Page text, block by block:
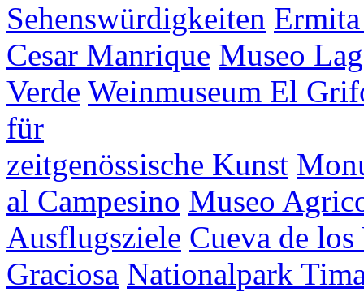
Sehenswürdigkeiten
Cesar Manrique Museo
Verde Weinmuseum El
für
zeitgenössische Kunst
al Campesino Museo
Ausflugsziele Cueva de los
Graciosa Nationalpark